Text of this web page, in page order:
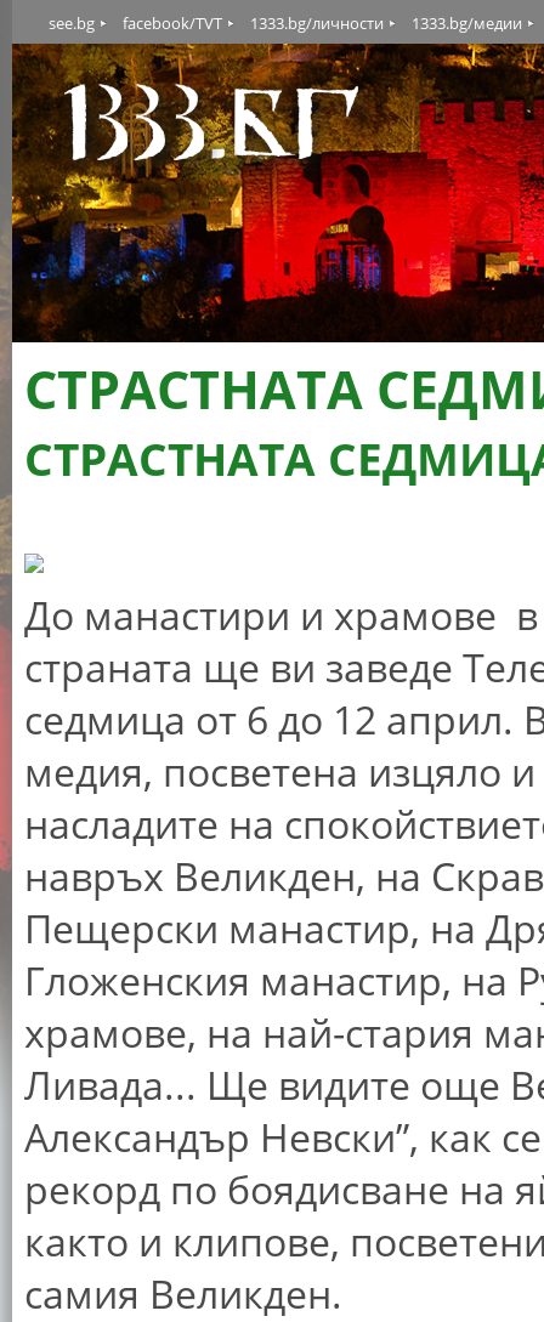
see.bg facebook/TVT 1333.bg/личности 1333.bg/медии
СТРАСТНАТА
СТРАСТНАТА
До манастири и храмове
страната ще ви заведе
седмица от 6 до 12 април.
медия, посветена изцяло
насладите на
навръх Великден, на
Пещерски манастир, на
Гложенския манастир, на
храмове, на най-стария
Ливада... Ще видите още
Александър Невски”, как
рекорд по боядисване на
както и клипове,
самия Великден.